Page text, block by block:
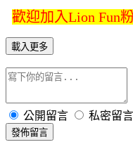
歡迎加入Lion Fun
載入更多
公開留言 私密留言
發佈留言